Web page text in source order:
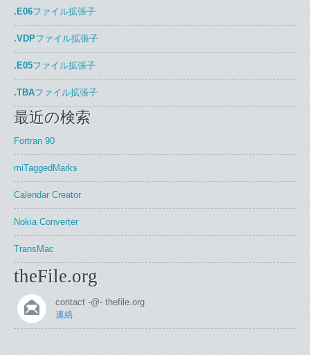
.E06ファイル拡張子
.VDPファイル拡張子
.E05ファイル拡張子
.TBAファイル拡張子
最近の検索
Fortran 90
miTaggedMarks
Calendar Creator
Nokia Converter
TransMac
theFile.org
contact -@- thefile.org
連絡